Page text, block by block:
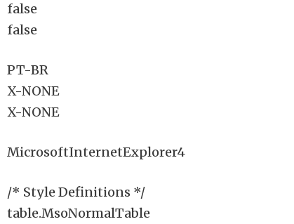
false
false
PT-BR
X-NONE
X-NONE
MicrosoftInternetExplorer4
/* Style Definitions */
table.MsoNormalTable